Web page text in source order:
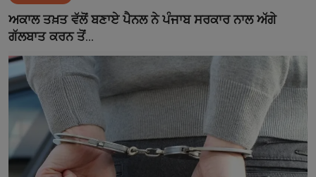
ਅਕਾਲ ਤਖ਼ਤ ਵੱਲੋਂ ਬਣਾਏ ਪੈਨਲ ਨੇ ਪੰਜਾਬ ਸਰਕਾਰ ਨਾਲ ਅੱਗੇ
ਗੱਲਬਾਤ ਕਰਨ ਤੋਂ...